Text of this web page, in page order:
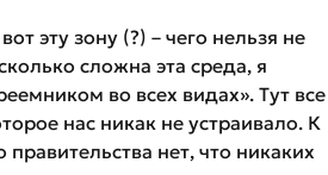
эту зону (?) – чего нельзя не
сложна эта среда, я
во всех видах». Тут все
нас никак не устраивало. К
нет, что никаких